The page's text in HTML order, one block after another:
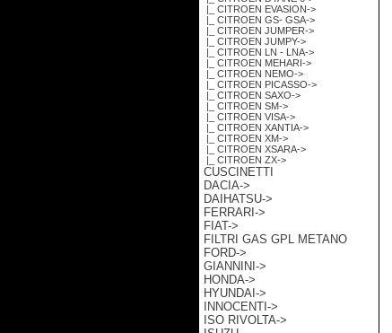
|_ CITROEN EVASION->
|_ CITROEN GS- GSA->
|_ CITROEN JUMPER->
|_ CITROEN JUMPY->
|_ CITROEN LN - LNA->
|_ CITROEN MEHARI->
|_ CITROEN NEMO->
|_ CITROEN PICASSO->
|_ CITROEN SAXO->
|_ CITROEN SM->
|_ CITROEN VISA->
|_ CITROEN XANTIA->
|_ CITROEN XM->
|_ CITROEN XSARA->
|_ CITROEN ZX->
CUSCINETTI
DACIA->
DAIHATSU->
FERRARI->
FIAT->
FILTRI GAS GPL METANO
FORD->
GIANNINI->
HONDA->
HYUNDAI->
INNOCENTI->
ISO RIVOLTA->